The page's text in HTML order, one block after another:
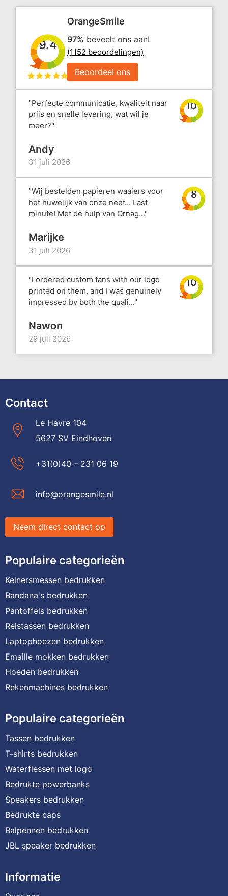
9.4
OrangeSmile
97% beveelt ons aan!
(1152 beoordelingen)
Beoordeel ons
"Perfecte communicatie, kwaliteit naar
prijs en snelle levering, wat wil je
meer?"
10
Andy
31 juli 2026
"Wij bestelden papieren waaiers voor
het huwelijk van onze neef... Last
minute! Met de hulp van Ornag..."
8
Marijke
31 juli 2026
"I ordered custom fans with our logo
printed on them, and I was genuinely
impressed by both the quali..."
10
Nawon
29 juli 2026
Contact
Le Havre 104
5627 SV Eindhoven
+31(0)40 – 231 06 19
info@orangesmile.nl
Neem direct contact op
Populaire categorieën
Kelnersmessen bedrukken
Bandana's bedrukken
Pantoffels bedrukken
Reistassen bedrukken
Laptophoezen bedrukken
Emaille mokken bedrukken
Hoeden bedrukken
Rekenmachines bedrukken
Populaire categorieën
Tassen bedrukken
T-shirts bedrukken
Waterflessen met logo
Bedrukte powerbanks
Speakers bedrukken
Bedrukte caps
Balpennen bedrukken
JBL speaker bedrukken
Informatie